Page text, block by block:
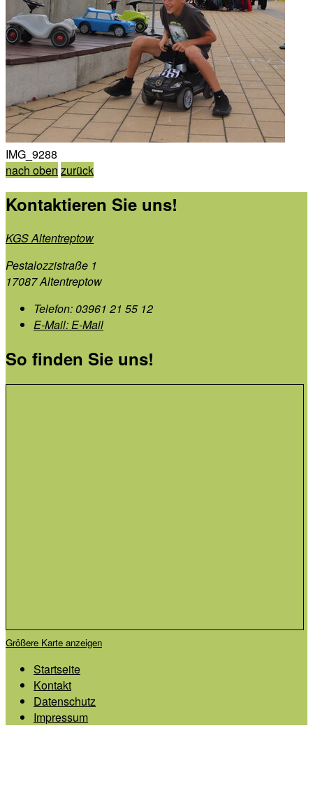
IMG_9288
nach oben zurück
Kontaktieren Sie uns!
KGS Altentreptow
Pestalozzistraße 1
17087 Altentreptow
Telefon:03961 21 55 12
E-Mail:E-Mail
So finden Sie uns!
Größere Karte anzeigen
Startseite
Kontakt
Datenschutz
Impressum